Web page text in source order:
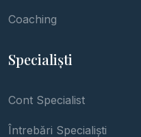
Coaching
Specialiști
Cont Specialist
Întrebări Specialiști